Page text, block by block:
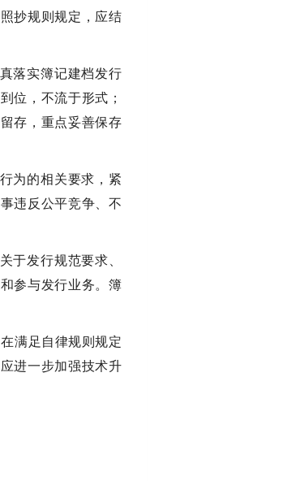
抄规则规定，应结
落实簿记建档发行
位，不流于形式；
存，重点妥善保存
为的相关要求，紧
违反公平竞争、不
于发行规范要求、
参与发行业务。簿
满足自律规则规定
进一步加强技术升